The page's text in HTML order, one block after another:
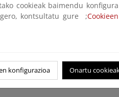
para impulsar una
las finanzas en la Unión
cookieak baimendu konfigura
kontsultatu gure ;Cookieen
konfigurazioa Onartu